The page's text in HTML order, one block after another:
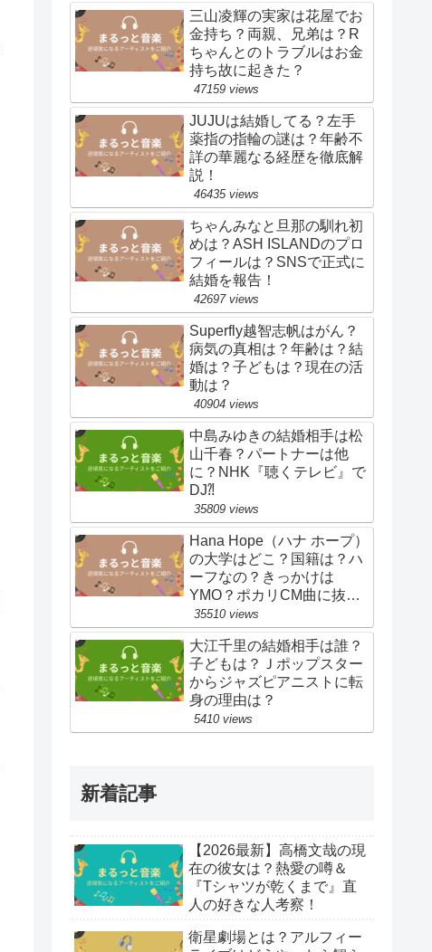
三山凌輝の実家は花屋でお
金持ち？両親、兄弟は？R
ちゃんとのトラブルはお金
持ち故に起きた？
47159 views
JUJUは結婚してる？左手
薬指の指輪の謎は？年齢不
詳の華麗なる経歴を徹底解
説！
46435 views
ちゃんみなと旦那の馴れ初
めは？ASH ISLANDのプロ
フィールは？SNSで正式に
結婚を報告！
42697 views
Superfly越智志帆はがん？
病気の真相は？年齢は？結
婚は？子どもは？現在の活
動は？
40904 views
中島みゆきの結婚相手は松
山千春？パートナーは他
に？NHK『聴くテレビ』で
DJ⁈
35809 views
Hana Hope（ハナ ホープ）
の大学はどこ？国籍は？ハ
ーフなの？きっかけは
YMO？ポカリCM曲に抜
擢！
35510 views
大江千里の結婚相手は誰？
子どもは？Ｊポップスター
からジャズピアニストに転
身の理由は？
5410 views
新着記事
【2026最新】高橋文哉の現
在の彼女は？熱愛の噂＆
『Tシャツが乾くまで』直
人の好きな人考察！
衛星劇場とは？アルフィー